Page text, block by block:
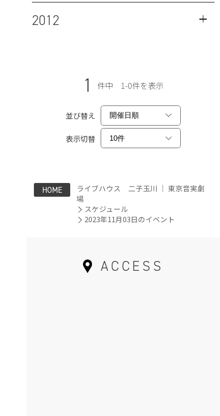
2012
1 件中 1-0件を表示
並び替え
表示切替
HOME
ライブハウス 二子玉川 ｜ 東京音実劇
場
スケジュール
2023年11月03日のイベント
ACCESS